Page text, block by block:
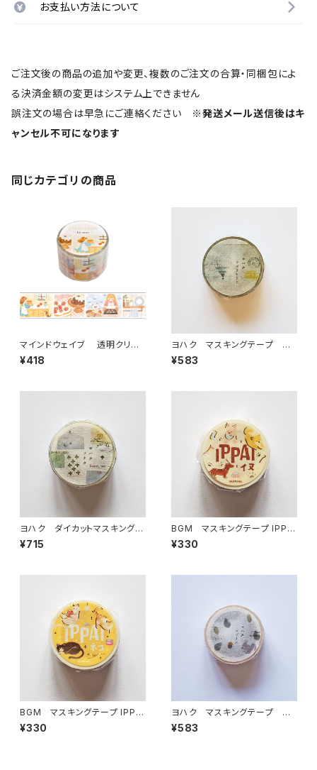
お支払い方法について
ご注文後の商品の追加や変更、複数のご注文の合算・同梱包によ
る決済金額の変更はシステム上できません
誤注文の場合は早急にご連絡ください ※発送メール送信後はキ
ャンセル不可になります
同じカテゴリの商品
マインドウェイブ 透明クリア
テープ95692 リル ストーリー
baking scene 30mm
¥418
ヨハク マスキングテープ ラ
ボラトリー Y-189
¥583
ヨハク ダイカットマスキングテ
ープ ソナタ YD-006
¥715
BGM マスキングテープ IPPA
I・犬がいっぱい
¥330
BGM マスキングテープ IPPA
I・猫がいっぱい
¥330
ヨハク マスキングテープ エ
ゾリス Y-190
¥583